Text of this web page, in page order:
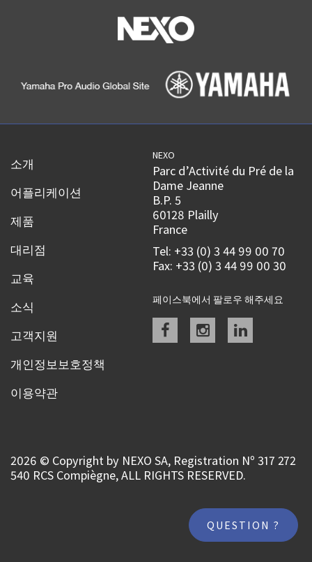
QUESTION ?
소개
어플리케이션
제품
대리점
교육
소식
고객지원
개인정보보호정책
이용약관
NEXO
Parc d’Activité du Pré de la
Dame Jeanne
B.P. 5
60128 Plailly
France
Tel: +33 (0) 3 44 99 00 70
Fax: +33 (0) 3 44 99 00 30
페이스북에서 팔로우 해주세요
Facebookinstagramlinkedin
2026 © Copyright by NEXO SA, Registration Nº 317 272
540 RCS Compiègne, ALL RIGHTS RESERVED.